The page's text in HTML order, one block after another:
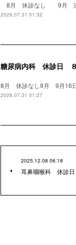
8月 休診なし 9月 浅
2026.07.31 01:32
糖尿病内科 休診日
8月 休診なし9月 9月16
2026.07.31 01:27
2025.12.08 06:18
耳鼻咽喉科 休診